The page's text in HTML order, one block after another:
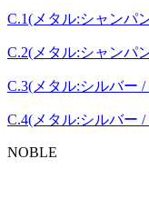
C.1(メタル:シャンパ
C.2(メタル:シャンパ
C.3(メタル:シルバー
C.4(メタル:シルバー
NOBLE